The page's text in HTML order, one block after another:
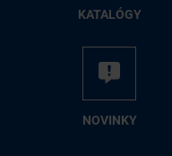
KA­TA­LÓ­GY
NO­VIN­KY